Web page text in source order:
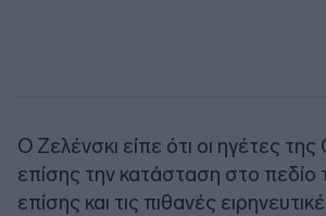
Ο Ζελένσκι είπε ότι οι ηγέτες
επίσης την κατάσταση στο
επίσης και τις πιθανές